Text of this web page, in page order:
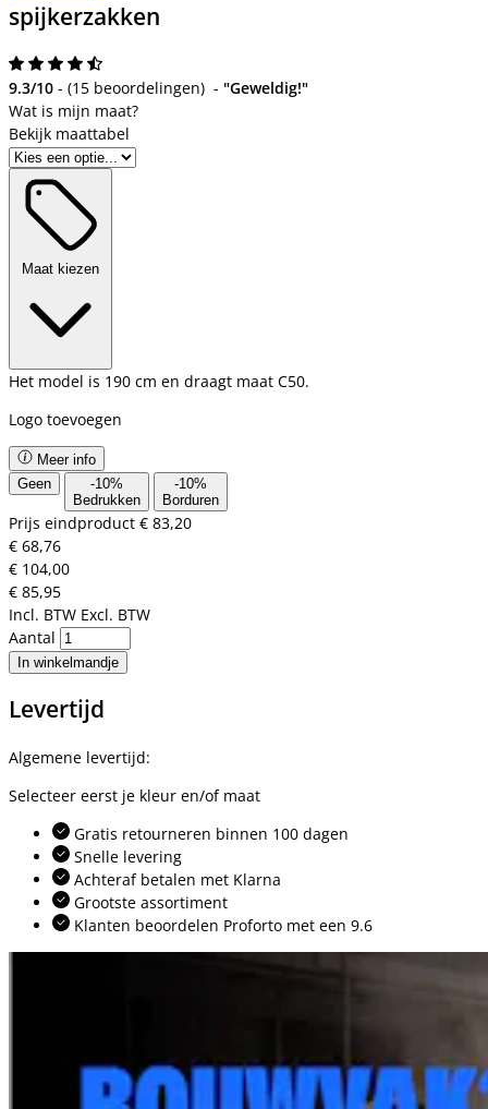
spijkerzakken
9.3/10 - (15 beoordelingen) - "Geweldig!"
Bekijk maattabel
Maat kiezen
Het model is 190 cm en draagt maat C50.
Logo toevoegen
Meer info
Geen
-10%
Bedrukken
-10%
Borduren
Prijs eindproduct € 83,20
€ 68,76
€ 104,00
€ 85,95
Incl. BTW Excl. BTW
Aantal
In winkelmandje
Levertijd
Algemene levertijd:
Selecteer eerst je kleur en/of maat
Gratis retourneren binnen 100 dagen
Snelle levering
Achteraf betalen met Klarna
Grootste assortiment
Klanten beoordelen Proforto met een 9.6